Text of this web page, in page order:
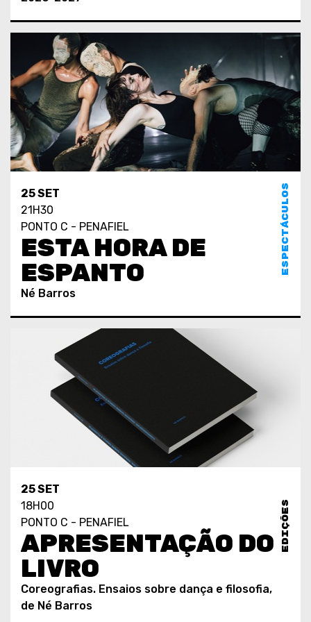
25 SET
21H30
PONTO C - PENAFIEL
ESTA HORA DE
ESPANTO
Né Barros
ESPECTÁCULOS
25 SET
18H00
PONTO C - PENAFIEL
APRESENTAÇÃO DO
LIVRO
Coreografias. Ensaios sobre dança e filosofia,
de Né Barros
EDIÇÕES